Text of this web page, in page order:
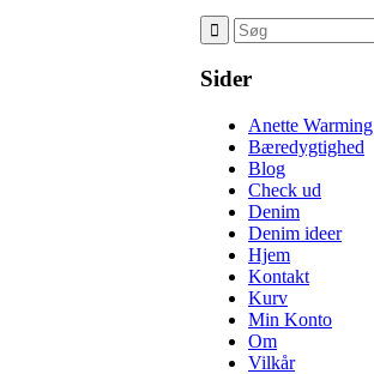
Sider
Anette Warming
Bæredygtighed
Blog
Check ud
Denim
Denim ideer
Hjem
Kontakt
Kurv
Min Konto
Om
Vilkår